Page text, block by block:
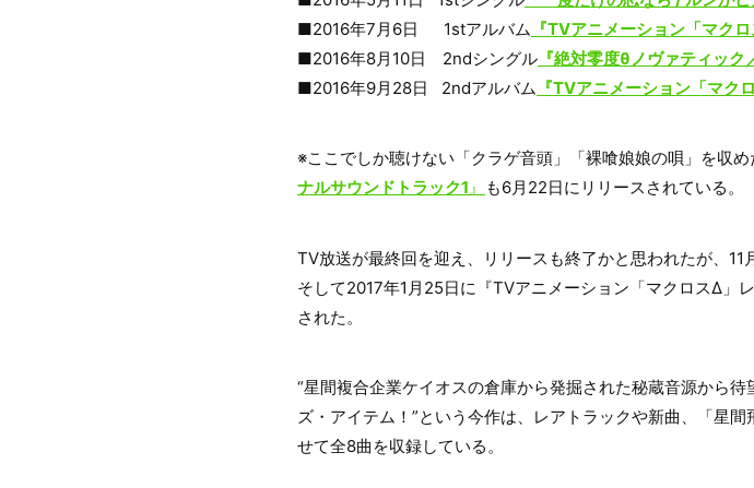
■2016年7月6日 1stアルバム 『TVアニメーション「マ
■2016年8月10日 2ndシングル 『絶対零度θノヴァティック
■2016年9月28日 2ndアルバム 『TVアニメーション「マ
※ここでしか聴けない「クラゲ音頭」「裸喰娘娘の唄」を収め
ナルサウンドトラック1』 も6月22日にリリースされている。
TV放送が最終回を迎え、リリースも終了かと思われたが、11
そして2017年1月25日に『TVアニメーション「マクロスΔ
された。
“星間複合企業ケイオスの倉庫から発掘された秘蔵音源から
ズ・アイテム！”という今作は、レアトラックや新曲、「星
せて全8曲を収録している。